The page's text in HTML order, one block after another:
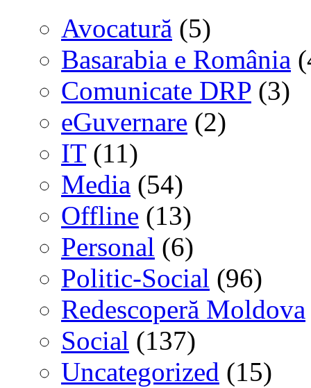
Avocatură (5)
Basarabia e România
Comunicate DRP (3)
eGuvernare (2)
IT(11)
Media (54)
Offline (13)
Personal (6)
Politic-Social (96)
Redescoperă Moldova
Social (137)
Uncategorized (15)